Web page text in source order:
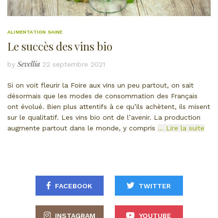
ALIMENTATION SAINE
Le succès des vins bio
by Sevellia 22 septembre 2021
Si on voit fleurir la Foire aux vins un peu partout, on sait
désormais que les modes de consommation des Français
ont évolué. Bien plus attentifs à ce qu’ils achètent, ils misent
sur le qualitatif. Les vins bio ont de l’avenir. La production
augmente partout dans le monde, y compris … Lire la suite
FACEBOOK TWITTER
INSTAGRAM YOUTUBE